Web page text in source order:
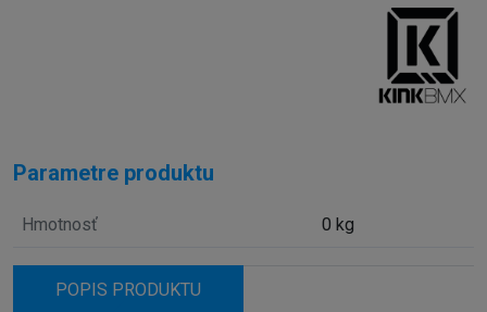
Parametre produktu
Hmotnosť 0 kg
POPIS PRODUKTU